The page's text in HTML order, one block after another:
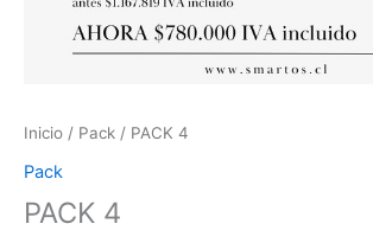
Inicio / Pack / PACK 4
Pack
PACK 4